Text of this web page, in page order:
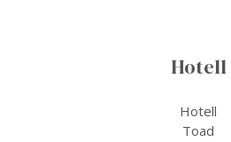
Hotell
Hotell
Toad